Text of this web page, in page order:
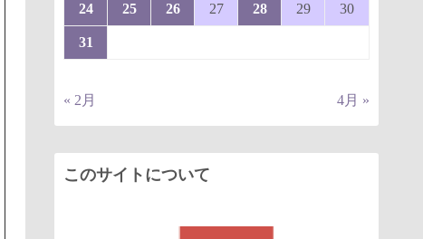
24 25 26 27 28 29 30
31
« 2月 4月 »
このサイトについて